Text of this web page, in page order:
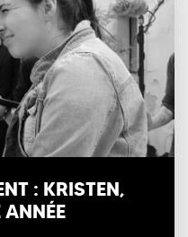
: KRISTEN,
ANNÉE